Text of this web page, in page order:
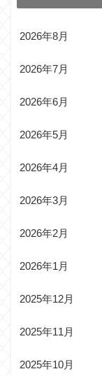
2026年8月
2026年7月
2026年6月
2026年5月
2026年4月
2026年3月
2026年2月
2026年1月
2025年12月
2025年11月
2025年10月